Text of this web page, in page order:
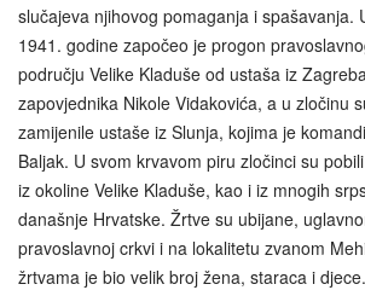
slučajeva njihovog pomaganja i spašavanja.
1941. godine započeo je progon
području Velike Kladuše od ustaša iz
zapovjednika Nikole Vidakovića, a u zločinu
zamijenile ustaše iz Slunja, kojima je
Baljak. U svom krvavom piru zločinci su
iz okoline Velike Kladuše, kao i iz mnogih
današnje Hrvatske. Žrtve su ubijane,
pravoslavnoj crkvi i na lokalitetu zvanom
žrtvama je bio velik broj žena, staraca i